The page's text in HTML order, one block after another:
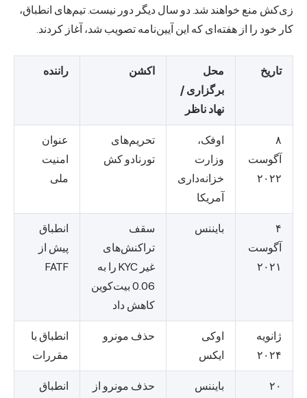
زی‌کش منع خواهند شد. دو سال دیگر دور نیست. تیم‌های انطباق،
کار خود را از هفته‌ای که این آیین‌نامه تصویب شد، آغاز کردند.
تاریخ
محل
برگزاری /
نهاد ناظر
اکشن راننده
۸
آگوست
۲۰۲۲
اوفک،
وزارت
خزانه‌داری
آمریکا
تحریم‌های
تورنادو کش
عنوان
امنیت
ملی
۴
آگوست
۲۰۲۱
بایننس
سقف
تراکنش‌های
غیر KYC را به
0.06 بیت‌کوین
کاهش داد
انطباق
پیش از
FATF
ژانویه
۲۰۲۴
اوکی
ایکس
حذف مونرو
انطباق با
مقررات
۲۰
بایننس
حذف مونرو از
انطباق